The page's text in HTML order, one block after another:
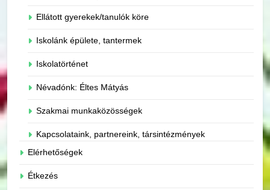
Ellátott gyerekek/tanulók köre
Iskolánk épülete, tantermek
Iskolatörténet
Névadónk: Éltes Mátyás
Szakmai munkaközösségek
Kapcsolataink, partnereink, társintézmények
Elérhetőségek
Étkezés